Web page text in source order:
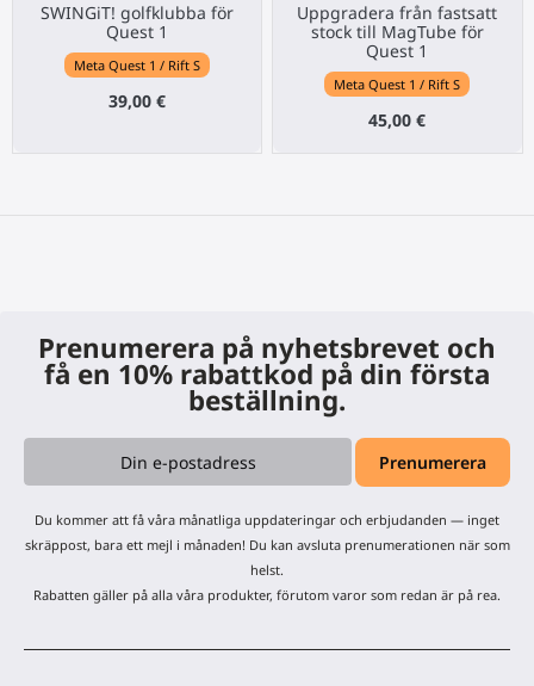
SWINGiT! golfklubba för
Quest 1
Meta Quest 1 / Rift S
39,00 €
Uppgradera från fastsatt
stock till MagTube för
Quest 1
Meta Quest 1 / Rift S
45,00 €
Prenumerera på nyhetsbrevet och
få en 10% rabattkod på din första
beställning.
Du kommer att få våra månatliga uppdateringar och erbjudanden — inget
skräppost, bara ett mejl i månaden! Du kan avsluta prenumerationen när som
helst.
Rabatten gäller på alla våra produkter, förutom varor som redan är på rea.